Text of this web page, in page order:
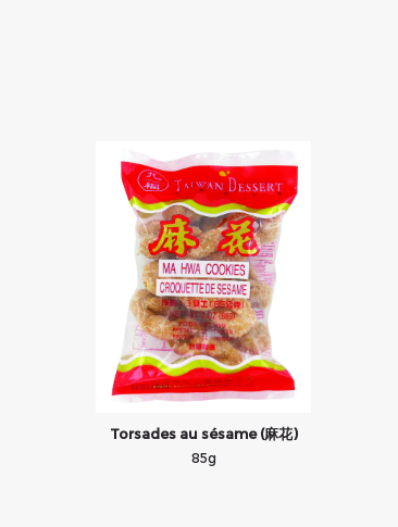
Torsades au sésame (麻花)
85g